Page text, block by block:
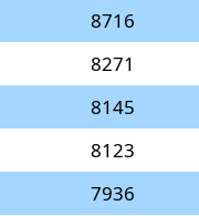
8716
8271
8145
8123
7936